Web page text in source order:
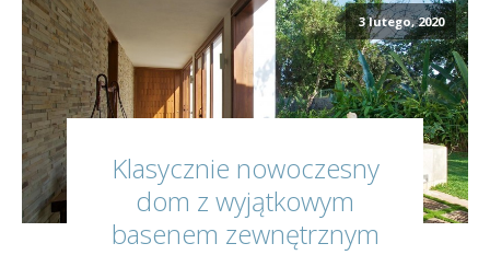
3 lutego, 2020
Klasycznie nowoczesny
dom z wyjątkowym
basenem zewnętrznym